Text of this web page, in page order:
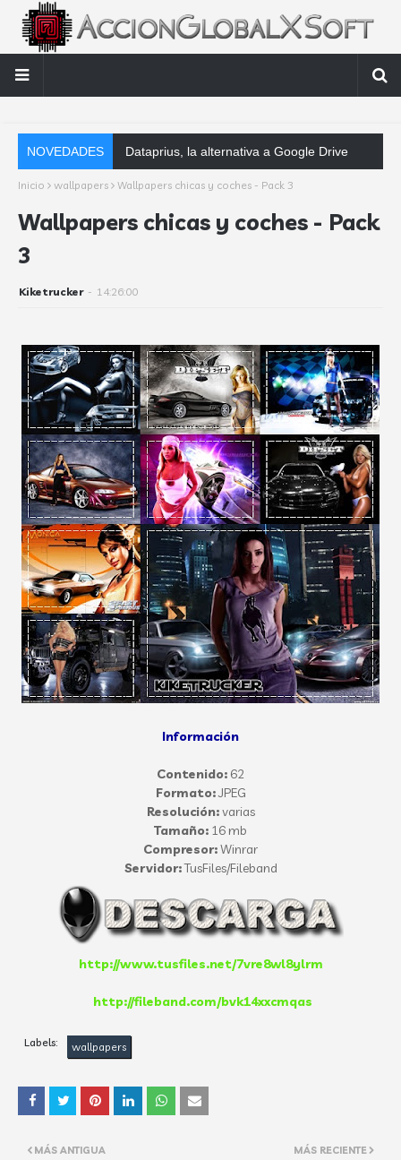
NOVEDADES Dataprius, la alternativa a Google Drive y Dropbox que las empresas
Inicio wallpapers Wallpapers chicas y coches - Pack 3
Wallpapers chicas y coches - Pack
3
Kiketrucker - 14:26:00
Información
Contenido: 62
Formato:JPEG
Resolución:varias
Tamaño: 16 mb
Compresor:Winrar
Servidor:TusFiles/Fileband
http://www.tusfiles.net/7vre8wl8ylrm
http://fileband.com/bvk14xxcmqas
Labels: wallpapers
MÁS RECIENTE
MÁS ANTIGUA